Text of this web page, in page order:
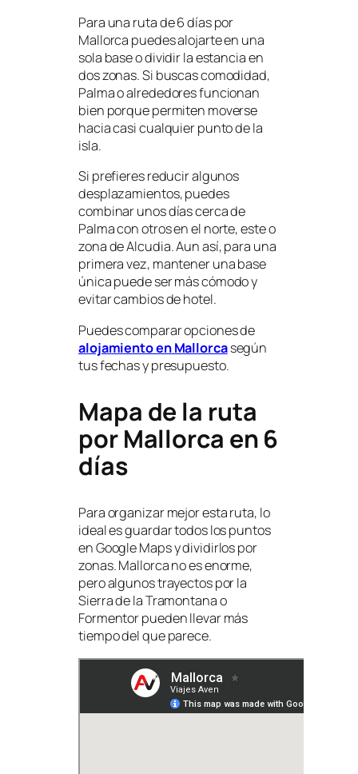
Para una ruta de 6 días por
Mallorca puedes alojarte en una
sola base o dividir la estancia en
dos zonas. Si buscas comodidad,
Palma o alrededores funcionan
bien porque permiten moverse
hacia casi cualquier punto de la
isla.
Si prefieres reducir algunos
desplazamientos, puedes
combinar unos días cerca de
Palma con otros en el norte, este o
zona de Alcudia. Aun así, para una
primera vez, mantener una base
única puede ser más cómodo y
evitar cambios de hotel.
Puedes comparar opciones de
alojamiento en Mallorcasegún
tus fechas y presupuesto.
Mapa de la ruta
por Mallorca en 6
días
Para organizar mejor esta ruta, lo
ideal es guardar todos los puntos
en Google Maps y dividirlos por
zonas. Mallorca no es enorme,
pero algunos trayectos por la
Sierra de la Tramontana o
Formentor pueden llevar más
tiempo del que parece.